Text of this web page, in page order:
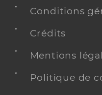
Conditions
Crédits
Mentions
Politique de